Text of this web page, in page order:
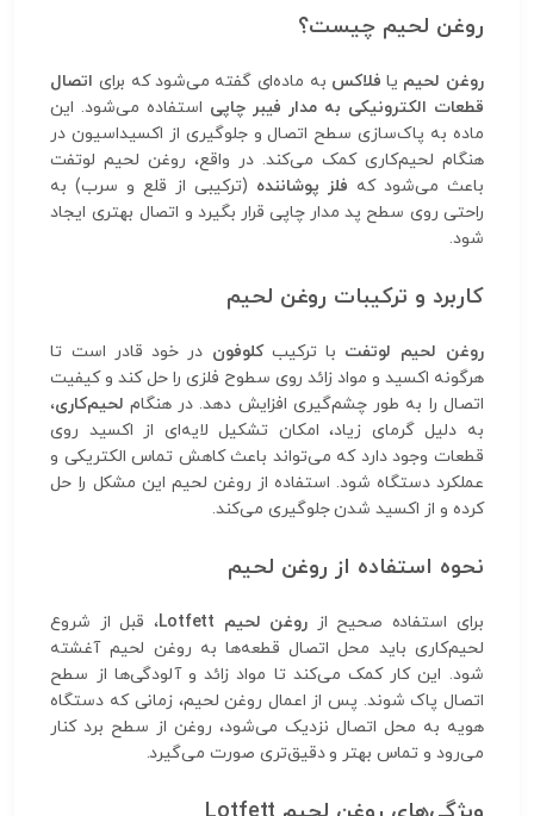
روغن لحیم چیست؟
روغن لحیم یا فلاکس به ماده‌ای گفته می‌شود که برای اتصال
قطعات الکترونیکی به مدار فیبر چاپی استفاده می‌شود. این
ماده به پاک‌سازی سطح اتصال و جلوگیری از اکسیداسیون در
هنگام لحیم‌کاری کمک می‌کند. در واقع، روغن لحیم لوتفت
باعث می‌شود که فلز پوشاننده (ترکیبی از قلع و سرب) به
راحتی روی سطح پد مدار چاپی قرار بگیرد و اتصال بهتری ایجاد
شود.
کاربرد و ترکیبات روغن لحیم
روغن لحیم لوتفت با ترکیبکلوفون در خود قادر است تا
هرگونه اکسید و مواد زائد روی سطوح فلزی را حل کند و کیفیت
اتصال را به طور چشم‌گیری افزایش دهد. در هنگام لحیم‌کاری،
به دلیل گرمای زیاد، امکان تشکیل لایه‌ای از اکسید روی
قطعات وجود دارد که می‌تواند باعث کاهش تماس الکتریکی و
عملکرد دستگاه شود. استفاده از روغن لحیم این مشکل را حل
کرده و از اکسید شدن جلوگیری می‌کند.
نحوه استفاده از روغن لحیم
برای استفاده صحیح از روغن لحیم Lotfett
، قبل از شروع
لحیم‌کاری باید محل اتصال قطعه‌ها به روغن لحیم آغشته
شود. این کار کمک می‌کند تا مواد زائد و آلودگی‌ها از سطح
اتصال پاک شوند. پس از اعمال روغن لحیم، زمانی که دستگاه
هویه به محل اتصال نزدیک می‌شود، روغن از سطح برد کنار
می‌رود و تماس بهتر و دقیق‌تری صورت می‌گیرد.